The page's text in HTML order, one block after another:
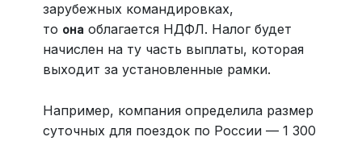
зарубежных командировках,
то она облагается НДФЛ. Налог будет
начислен на ту часть выплаты, которая
выходит за установленные рамки.
Например, компания определила размер
суточных для поездок по России — 1 300